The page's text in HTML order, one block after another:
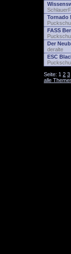
Tornado
FASS
Der
deralte
ESC
Seite: 1 2 3
alle